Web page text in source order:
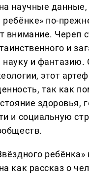
научные данные,
ребёнке» по-
внимание. Череп
и
и фантазию.
этот
так как
здоровья,
и социальную
как рассказ о